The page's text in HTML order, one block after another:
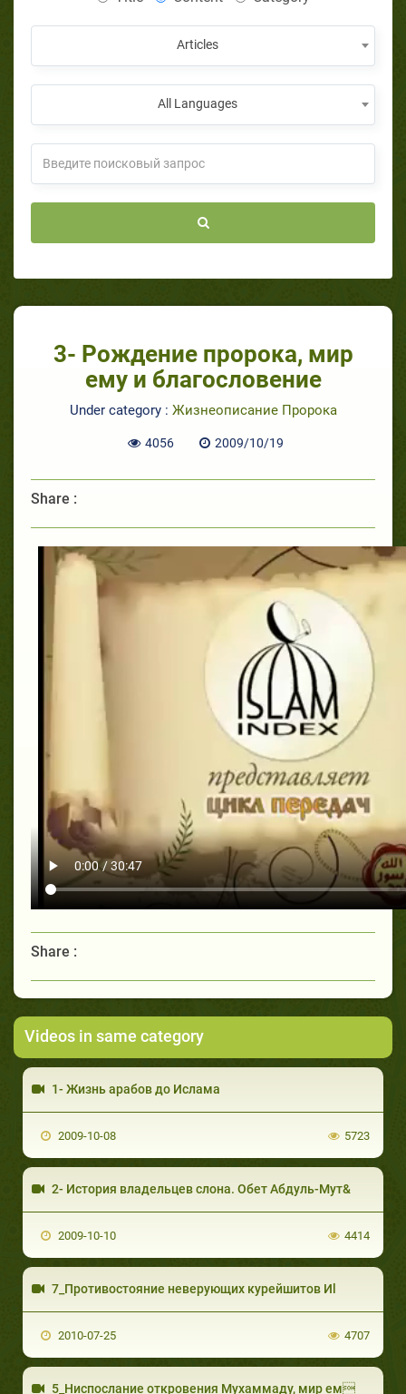
Articles
All Languages
3- Рождение пророка, мир
ему и благословение
Under category : Жизнеописание Пророка
4056 2009/10/19
Share :
Share :
Videos in same category
1- Жизнь арабов до Ислама
2009-10-08 5723
2- История владельцев слона. Обет Абдуль-Мут&
2009-10-10 4414
7_Противостояние неверующих курейшитов Иl
2010-07-25 4707
5_Ниспослание откровения Мухаммаду, мир ем